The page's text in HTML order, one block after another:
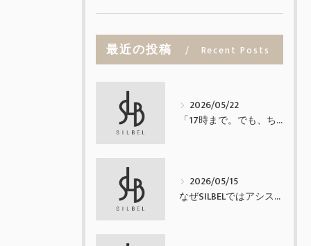
最近の投稿 Recent Posts
2026/05/22
「17時まで。でも、ちゃんと稼げる業務委託。」
2026/05/15
なぜSILBELではアシスタントを置かないのか